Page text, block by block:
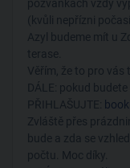
pozvánkách vždy
(kvůli nepřízni
Azyl budeme mít u
terase.
Věřím, že to pro vás
DÁLE: pokud
PŘIHLAŠUJTE:
Zvláště přes
bude a zda se
počtu. Moc díky.